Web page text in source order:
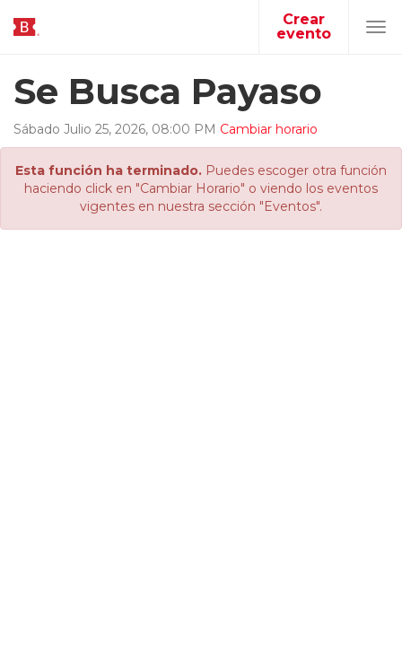
Crear
evento
Se Busca Payaso
Sábado Julio 25, 2026, 08:00 PM Cambiar horario
Esta función ha terminado. Puedes escoger otra función
haciendo click en "Cambiar Horario" o viendo los eventos
vigentes en nuestra sección "Eventos".